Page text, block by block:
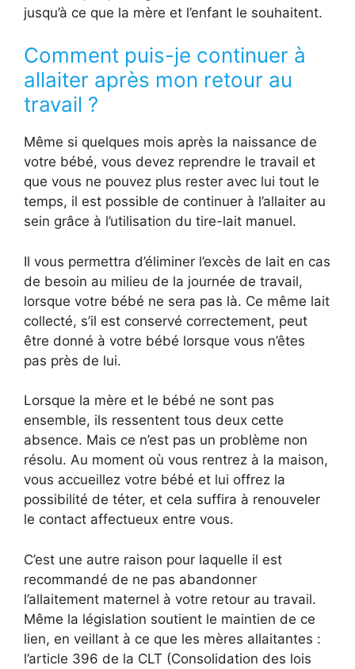
jusqu’à ce que la mère et l’enfant le souhaitent.
Comment puis-je continuer à
allaiter après mon retour au
travail ?
Même si quelques mois après la naissance de
votre bébé, vous devez reprendre le travail et
que vous ne pouvez plus rester avec lui tout le
temps, il est possible de continuer à l’allaiter au
sein grâce à l’utilisation du tire-lait manuel.
Il vous permettra d’éliminer l’excès de lait en cas
de besoin au milieu de la journée de travail,
lorsque votre bébé ne sera pas là. Ce même lait
collecté, s’il est conservé correctement, peut
être donné à votre bébé lorsque vous n’êtes
pas près de lui.
Lorsque la mère et le bébé ne sont pas
ensemble, ils ressentent tous deux cette
absence. Mais ce n’est pas un problème non
résolu. Au moment où vous rentrez à la maison,
vous accueillez votre bébé et lui offrez la
possibilité de téter, et cela suffira à renouveler
le contact affectueux entre vous.
C’est une autre raison pour laquelle il est
recommandé de ne pas abandonner
l’allaitement maternel à votre retour au travail.
Même la législation soutient le maintien de ce
lien, en veillant à ce que les mères allaitantes :
l’article 396 de la CLT (Consolidation des lois